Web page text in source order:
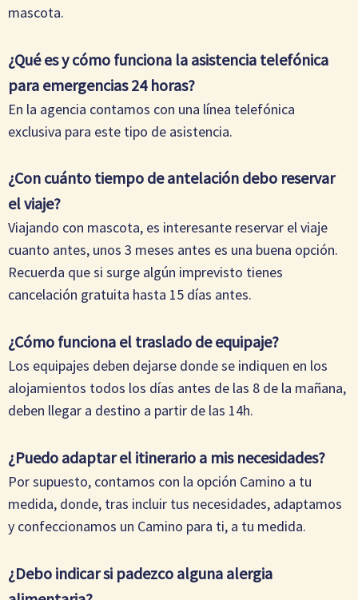
mascota.
¿Qué es y cómo funciona la asistencia telefónica
para emergencias 24 horas?
En la agencia contamos con una línea telefónica
exclusiva para este tipo de asistencia.
¿Con cuánto tiempo de antelación debo reservar
el viaje?
Viajando con mascota, es interesante reservar el viaje
cuanto antes, unos 3 meses antes es una buena opción.
Recuerda que si surge algún imprevisto tienes
cancelación gratuita hasta 15 días antes.
¿Cómo funciona el traslado de equipaje?
Los equipajes deben dejarse donde se indiquen en los
alojamientos todos los días antes de las 8 de la mañana,
deben llegar a destino a partir de las 14h.
¿Puedo adaptar el itinerario a mis necesidades?
Por supuesto, contamos con la opción Camino a tu
medida, donde, tras incluir tus necesidades, adaptamos
y confeccionamos un Camino para ti, a tu medida.
¿Debo indicar si padezco alguna alergia